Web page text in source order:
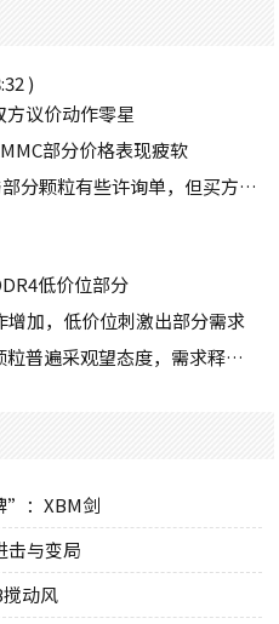
)
方议价动作零星
部分价格表现疲软
【台湾地区】特定容量Wafer与部分颗粒有些许询单，但买方需求并不强劲
低价位部分
增加，低价位刺激出部分需求
【台湾地区】买家对于高价位颗粒普遍采观望态度，需求释出有限
”：XBM剑
击与变局
动风